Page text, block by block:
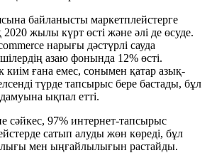
байланысты маркетплейстерге
жылы күрт өсті және әлі де өсуде.
нарығы дәстүрлі сауда
азаю фонында 12% өсті.
ғана емес, сонымен қатар азық-
түрде тапсырыс бере бастады, бұл
ықпал етті.
сәйкес, 97% интернет-тапсырыс
сатып алуды жөн көреді, бұл
мен ыңғайлылығын растайды.